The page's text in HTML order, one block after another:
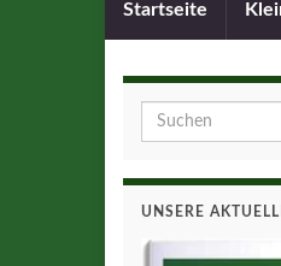
Startseite
Search for:
UNSERE